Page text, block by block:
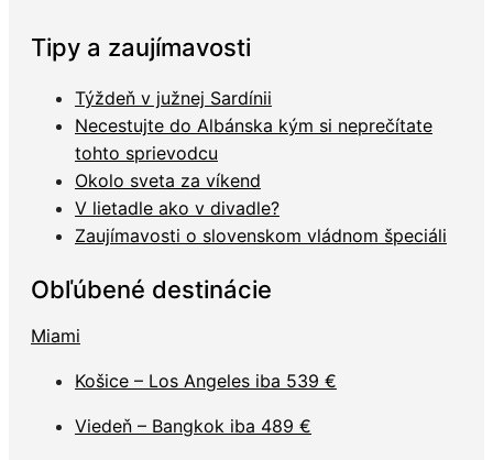
Tipy a zaujímavosti
Týždeň v južnej Sardínii
Necestujte do Albánska kým si neprečítate
tohto sprievodcu
Okolo sveta za víkend
V lietadle ako v divadle?
Zaujímavosti o slovenskom vládnom špeciáli
Obľúbené destinácie
Miami
Košice – Los Angeles iba 539 €
Viedeň – Bangkok iba 489 €